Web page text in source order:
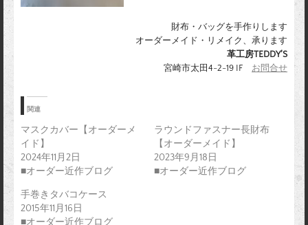
財布・バッグを手作りします
オーダーメイド・リメイク、承ります
革工房TEDDY’S
宮崎市太田4-2-19 IF お問合せ
関連
マスクカバー【オーダーメ
イド】
2024年11月2日
■オーダー近作ブログ
ラウンドファスナー長財布
【オーダーメイド】
2023年9月18日
■オーダー近作ブログ
手巻きタバコケース
2015年11月16日
■オーダー近作ブログ